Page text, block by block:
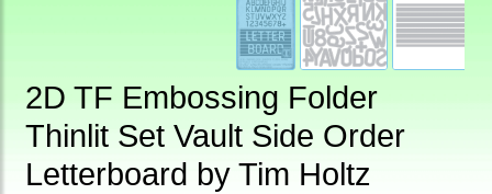
2D TF Embossing Folder
Thinlit Set Vault Side Order
Letterboard by Tim Holtz